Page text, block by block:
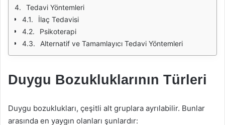
Tedavi Yöntemleri
İlaç Tedavisi
Psikoterapi
Alternatif ve Tamamlayıcı Tedavi Yöntemleri
Duygu Bozukluklarının Türleri
Duygu bozuklukları, çeşitli alt gruplara ayrılabilir. Bunlar
arasında en yaygın olanları şunlardır: